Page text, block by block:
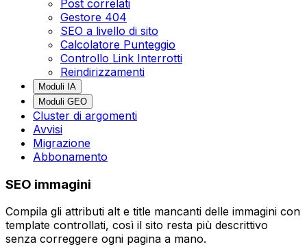
Post correlati
Gestore 404
SEO a livello di sito
Calcolatore Punteggio
Controllo Link Interrotti
Reindirizzamenti
Moduli IA
Moduli GEO
Cluster di argomenti
Avvisi
Migrazione
Abbonamento
SEO immagini
Compila gli attributi alt e title mancanti delle immagini con
template controllati, così il sito resta più descrittivo
senza correggere ogni pagina a mano.